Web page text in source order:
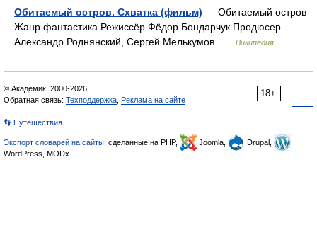
Обитаемый остров. Схватка (фильм) — Обитаемый остров
Жанр фантастика Режиссёр Фёдор Бондарчук Продюсер
Александр Роднянский, Сергей Мелькумов …
Википедия
18+
© Академик, 2000-2026
Обратная связь: Техподдержка Реклама на сайте
👣 Путешествия
Экспорт словарей на сайты , сделанные на PHP, Joomla,
Drupal,
WordPress, MODx.